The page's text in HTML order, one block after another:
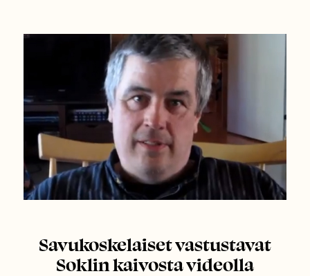
Savukoskelaiset vastustavat
Soklin kaivosta videolla